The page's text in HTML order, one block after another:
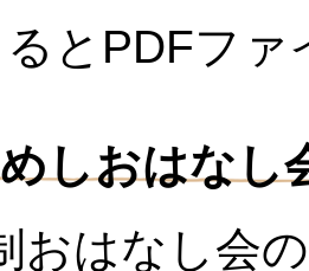
るとPDFファ
しおはなし
おはなし会